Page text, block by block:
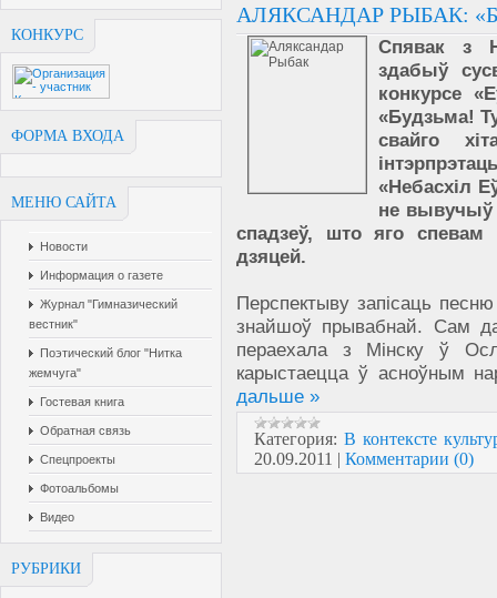
КОНКУРС
ФОРМА ВХОДА
МЕНЮ САЙТА
Новости
Информация о газете
Журнал "Гимназический
вестник"
Поэтический блог "Нитка
жемчуга"
Гостевая книга
Обратная связь
Спецпроекты
Фотоальбомы
Видео
РУБРИКИ
АЛЯКСАНДАР РЫБАК:
Спявак з
здабыў
конкурсе
«Будзьма!
свайго
«Небасхіл
не вывучыў
спадзеў, што яго спевам
дзяцей.
Перспектыву запісаць
знайшоў прывабнай. Сам
пераехала з Мінску ў
карыстаецца ў асноўным
дальше »
Категория: В контексте
20.09.2011 | Комментарии (0)